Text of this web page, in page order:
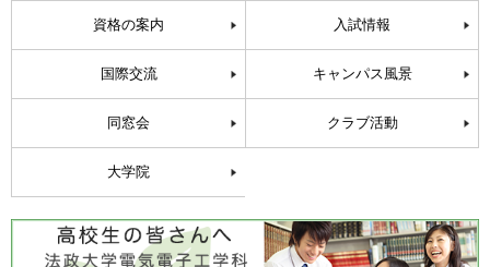
資格の案内 入試情報
国際交流 キャンパス風景
同窓会 クラブ活動
大学院